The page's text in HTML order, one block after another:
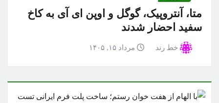
متا، آنتروپیک، گوگل و اوپن ای آی به کاخ
سفید احضار شدند
خط رند مرداد ۱۵, ۱۴۰۵